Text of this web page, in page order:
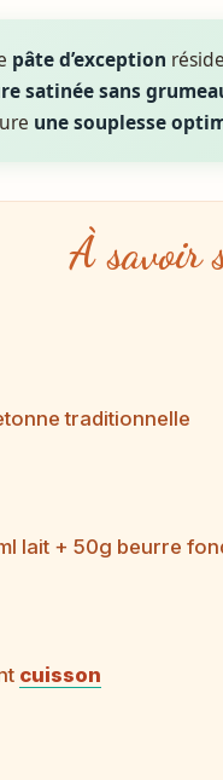
pâte d’exception
satinée sans
une souplesse
À savoir
traditionnelle
lait + 50g beurre
cuisson